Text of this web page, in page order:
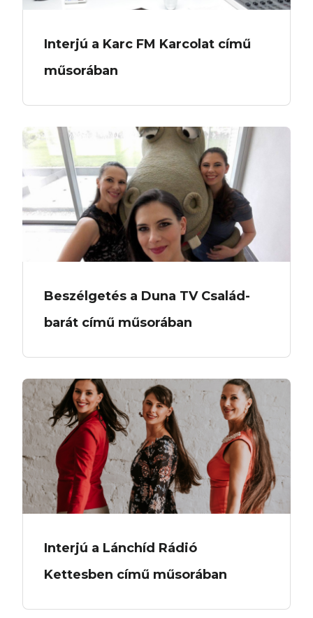
Interjú a Karc FM Karcolat című
műsorában
Beszélgetés a Duna TV Család-
barát című műsorában
Interjú a Lánchíd Rádió
Kettesben című műsorában